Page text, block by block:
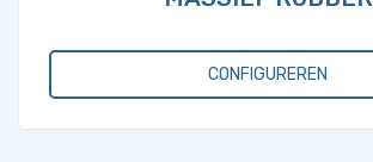
CONFIGUREREN
Dit